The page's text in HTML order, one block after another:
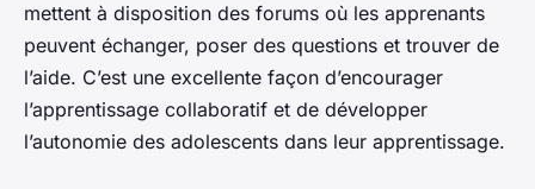
mettent à disposition des forums où les apprenants
peuvent échanger, poser des questions et trouver de
l’aide. C’est une excellente façon d’encourager
l’apprentissage collaboratif et de développer
l’autonomie des adolescents dans leur apprentissage.